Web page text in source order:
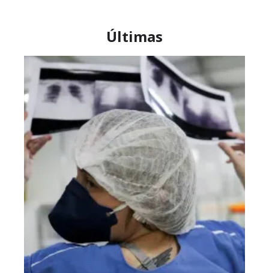
Últimas